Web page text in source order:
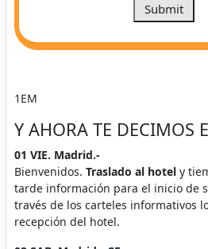
1EM
Y AHORA TE DECIMOS
01 VIE. Madrid.-
Bienvenidos. Traslado al hotely
tarde información para el inicio de
través de los carteles informativos
recepción del hotel.